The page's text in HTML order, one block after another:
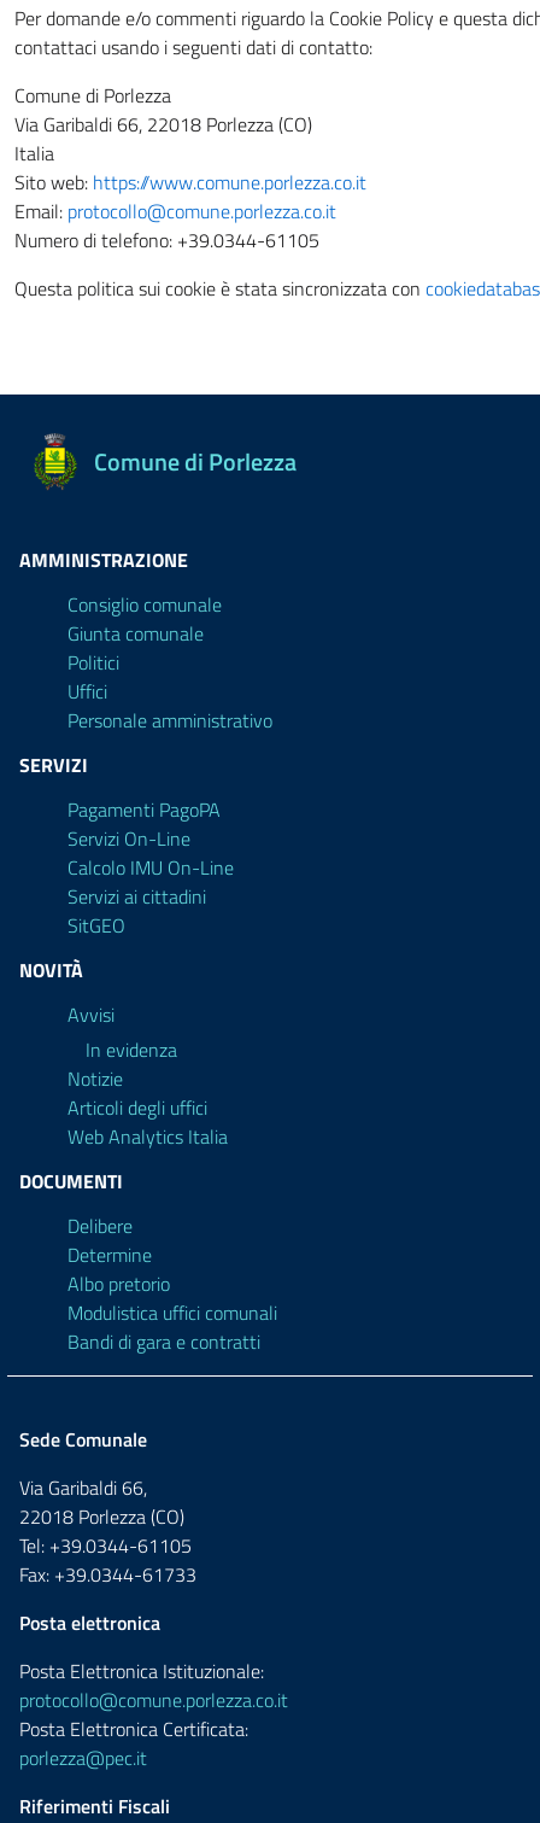
Per domande e/o commenti riguardo la Cookie Policy e questa
contattaci usando i seguenti dati di contatto:
Comune di Porlezza
Via Garibaldi 66, 22018 Porlezza (CO)
Italia
Sito web: https://www.comune.porlezza.co.it
Email: protocollo@comune.porlezza.co.it
Numero di telefono: +39.0344-61105
Questa politica sui cookie è stata sincronizzata con
Comune di Porlezza
AMMINISTRAZIONE
Consiglio comunale
Giunta comunale
Politici
Uffici
Personale amministrativo
SERVIZI
Pagamenti PagoPA
Servizi On-Line
Calcolo IMU On-Line
Servizi ai cittadini
SitGEO
NOVITÀ
Avvisi
In evidenza
Notizie
Articoli degli uffici
Web Analytics Italia
DOCUMENTI
Delibere
Determine
Albo pretorio
Modulistica uffici comunali
Bandi di gara e contratti
Sede Comunale
Via Garibaldi 66,
22018 Porlezza (CO)
Tel: +39.0344-61105
Fax: +39.0344-61733
Posta elettronica
Posta Elettronica Istituzionale:
protocollo@comune.porlezza.co.it
Posta Elettronica Certificata:
porlezza@pec.it
Riferimenti Fiscali